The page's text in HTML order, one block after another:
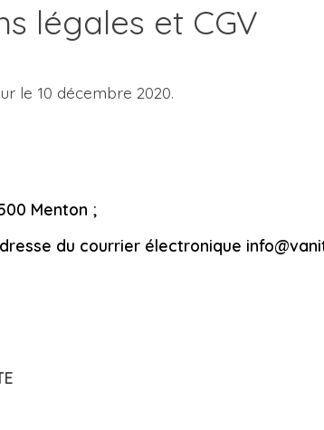
légales et CGV
le 10 décembre 2020.
Menton ;
du courrier électronique